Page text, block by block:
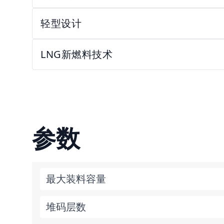
轻型设计
LNG新燃料技术
参数
最大装料容量
堆码层数